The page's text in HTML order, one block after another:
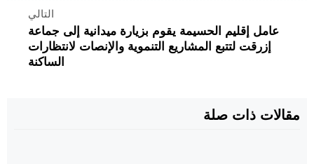
التالي
عامل إقليم الحسيمة يقوم بزيارة ميدانية إلى جماعة
إزرقت لتتبع المشاريع التنموية والإنصات لانتظارات
الساكنة
مقالات ذات صلة